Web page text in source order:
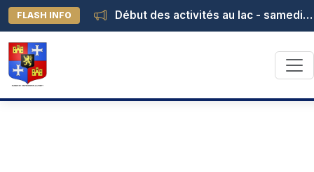
FLASH INFO Début des activités au lac - samedi 04 juillet à 13h30